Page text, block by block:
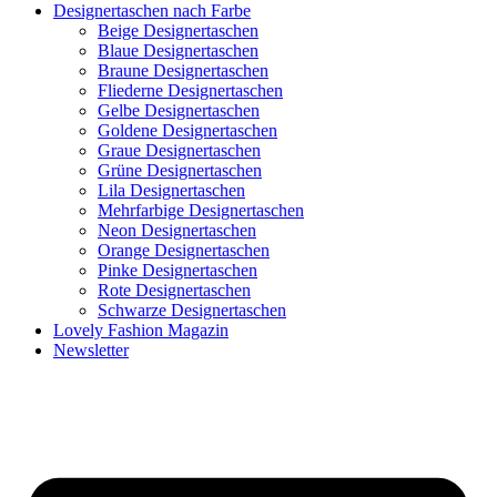
Designertaschen nach Farbe
Beige Designertaschen
Blaue Designertaschen
Braune Designertaschen
Fliederne Designertaschen
Gelbe Designertaschen
Goldene Designertaschen
Graue Designertaschen
Grüne Designertaschen
Lila Designertaschen
Mehrfarbige Designertaschen
Neon Designertaschen
Orange Designertaschen
Pinke Designertaschen
Rote Designertaschen
Schwarze Designertaschen
Lovely Fashion Magazin
Newsletter